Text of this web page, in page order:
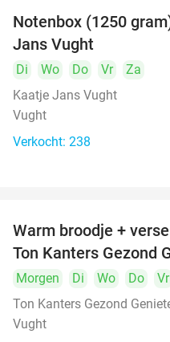
Notenbox (1250
Jans Vught
Di Wo Do Vr
Za
Kaatje Jans Vught
Vught
Verkocht: 238
Warm broodje +
Ton Kanters Gezond
Morgen Di Wo Do Vr
Ton Kanters Gezond
Vught